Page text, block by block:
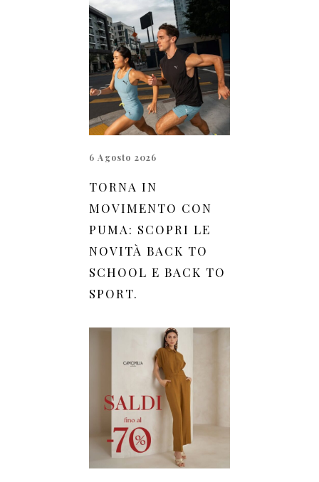
6 Agosto 2026
TORNA IN
MOVIMENTO CON
PUMA: SCOPRI LE
NOVITÀ BACK TO
SCHOOL E BACK TO
SPORT.